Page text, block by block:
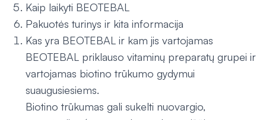
Kaip laikyti BEOTEBAL
Pakuotės turinys ir kita informacija
Kas yra BEOTEBAL ir kam jis vartojamas
BEOTEBAL priklauso vitaminų preparatų grupei ir
vartojamas biotino trūkumo gydymui
suaugusiesiems.
Biotino trūkumas gali sukelti nuovargio,